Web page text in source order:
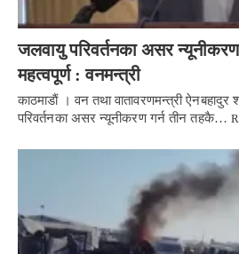
जलवायु परिवर्तनका असर
महत्वपूर्ण : वनमन्त्री
काठमाडाैं । वन तथा वातावरणमन्त्री ऐनबहादुर
परिवर्तनका असर न्यूनीकरण गर्न तीन तहकै…